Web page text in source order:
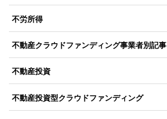
不労所得
不動産クラウドファンディング事業者別記事
不動産投資
不動産投資型クラウドファンディング